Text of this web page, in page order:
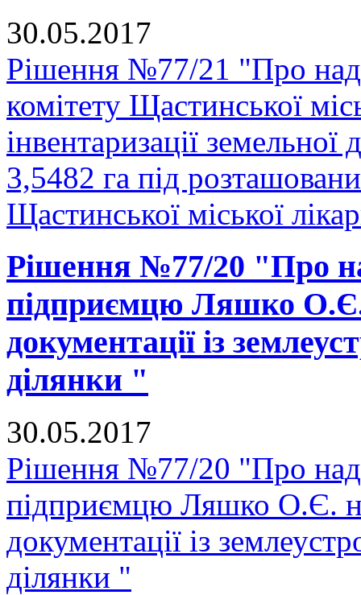
30.05.2017
Рішення №77/21 "Про
комітету Щастинської
інвентаризації
3,5482 га під
Щастинської міської
Рішення №77/20 "Про
підприємцю Ляшко О.Є.
документації із
ділянки "
30.05.2017
Рішення №77/20 "Про
підприємцю Ляшко О.Є.
документації із
ділянки "